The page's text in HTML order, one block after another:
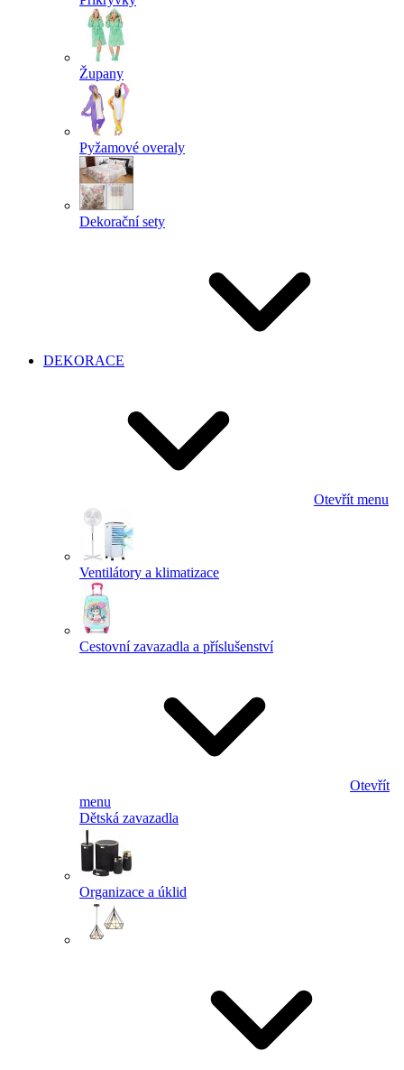
Župany
Pyžamové overaly
Dekorační sety
DEKORACE
Otevřít menu
Ventilátory a klimatizace
Cestovní zavazadla a příslušenství
Otevřít
menu
Dětská zavazadla
Organizace a úklid